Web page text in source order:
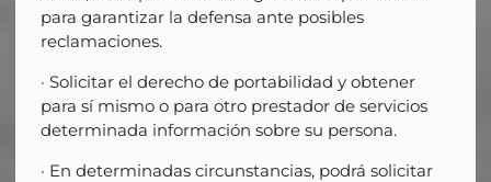
para garantizar la defensa ante posibles
reclamaciones.
· Solicitar el derecho de portabilidad y obtener
para sí mismo o para otro prestador de servicios
determinada información sobre su persona.
· En determinadas circunstancias, podrá solicitar